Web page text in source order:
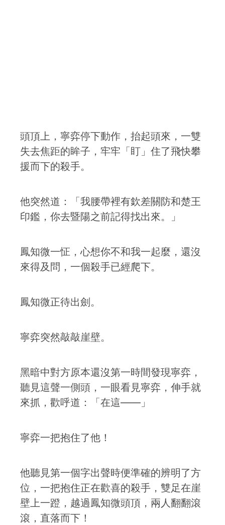
頭頂上，寧弈停下動作，抬起頭來，一雙
失去焦距的眸子，牢牢「盯」住了飛快攀
援而下的殺手。
他突然道：「我腰帶裡有欽差關防和楚王
印鑑，你去暨陽之前記得找出來。」
鳳知微一怔，心想你不和我一起麼，還沒
來得及問，一個殺手已經爬下。
鳳知微正待出劍。
寧弈突然敲敲崖壁。
黑暗中對方原本還沒第一時間發現寧弈，
聽見這聲一側頭，一眼看見寧弈，伸手就
來抓，歡呼道：「在這——」
寧弈一把抱住了他！
他聽見第一個字出聲時便準確的辨明了方
位，一把抱住正在歡喜的殺手，雙足在崖
壁上一蹬，越過鳳知微頭頂，兩人翻翻滾
滾，直落而下！